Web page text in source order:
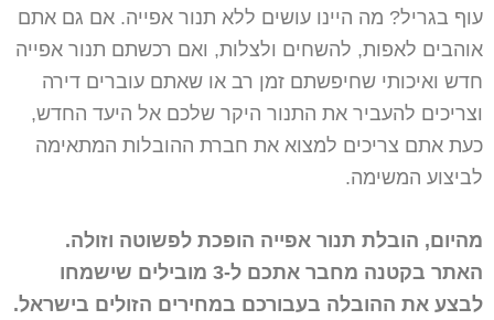
עוף בגריל? מה היינו עושים ללא תנור אפייה. אם גם אתם
אוהבים לאפות, להשחים ולצלות, ואם רכשתם תנור אפייה
חדש ואיכותי שחיפשתם זמן רב או שאתם עוברים דירה
וצריכים להעביר את התנור היקר שלכם אל היעד החדש,
כעת אתם צריכים למצוא את חברת ההובלות המתאימה
לביצוע המשימה.
מהיום, הובלת תנור אפייה הופכת לפשוטה וזולה.
האתר בקטנה מחבר אתכם ל-3 מובילים שישמחו
לבצע את ההובלה בעבורכם במחירים הזולים בישראל.